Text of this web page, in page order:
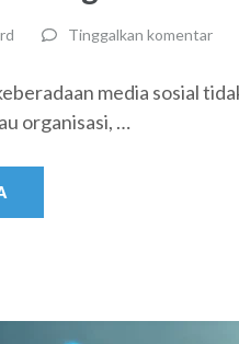
Tinggalkan komentar
media sosial
organisasi, …